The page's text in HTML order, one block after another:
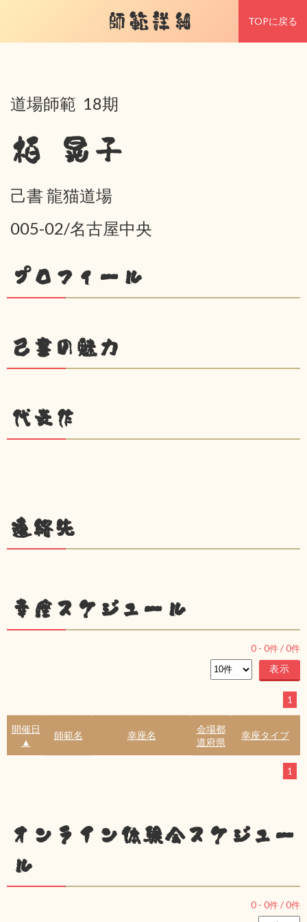
師範詳細 TOPに戻る
道場師範 18期
栢 晃子
己書 龍猫道場
005-02/名古屋中央
プロフィール
己書の魅力
代表作
連絡先
幸座スケジュール
0 - 0件 /0件
1
開催日
▲
師範名 幸座名
会場都
道府県
幸座タイプ
1
オンライン体験会スケジュー
ル
0 - 0件 /0件